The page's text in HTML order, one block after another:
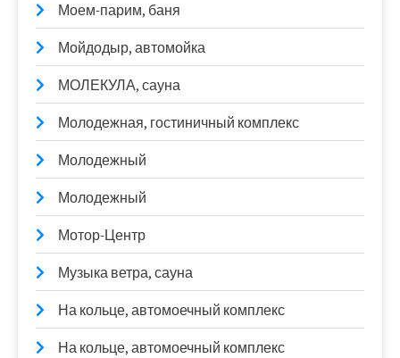
Моем-парим, баня
Мойдодыр, автомойка
МОЛЕКУЛА, сауна
Молодежная, гостиничный комплекс
Молодежный
Молодежный
Мотор-Центр
Музыка ветра, сауна
На кольце, автомоечный комплекс
На кольце, автомоечный комплекс